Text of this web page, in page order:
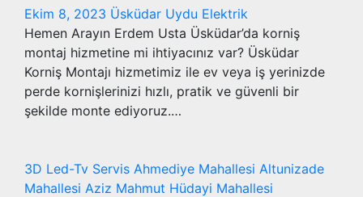
Ekim 8, 2023 Üsküdar Uydu Elektrik
Hemen Arayın Erdem Usta Üsküdar’da korniş
montaj hizmetine mi ihtiyacınız var? Üsküdar
Korniş Montajı hizmetimiz ile ev veya iş yerinizde
perde kornişlerinizi hızlı, pratik ve güvenli bir
şekilde monte ediyoruz.…
3D Led-Tv Servis Ahmediye Mahallesi Altunizade
Mahallesi Aziz Mahmut Hüdayi Mahallesi